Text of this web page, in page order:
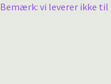
Bemærk: vi leverer ikke til